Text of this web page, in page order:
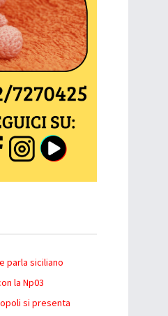
parla siciliano
la Np03
si presenta